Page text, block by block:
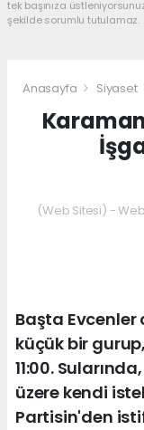
tek başınıza
şekilde sorumlu tutulamaz.
Anasayfa Siyaset
(Web Sitesi) -
Başta Evcenler
küçük bir
11:00.
üzere kendi
Partisin'den